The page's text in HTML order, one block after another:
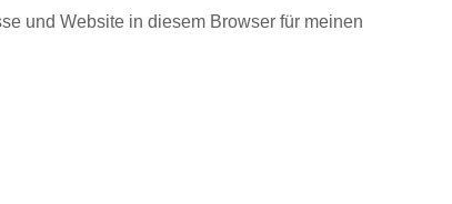
und Website in diesem Browser für meinen